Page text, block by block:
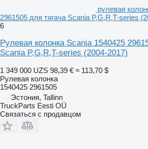
рулевая
2961505 для тягача Scania P,G,R,T-series
6
Рулевая колонка Scania 1540425
Scania P,G,R,T-series (2004-2017)
1 349 000 UZS 98,39 € ≈ 113,70 $
Рулевая колонка
1540425 2961505
Эстония, Tallinn
TruckParts Eesti OÜ
Связаться с продавцом